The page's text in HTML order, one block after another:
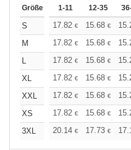
Größe 1-11 12-35
S 17.82 € 15.68 €
M
17.82 € 15.68 €
L
17.82 € 15.68 €
XL
17.82 € 15.68 €
XXL
17.82 € 15.68 €
XS
17.82 € 15.68 €
3XL
20.14 € 17.73 €